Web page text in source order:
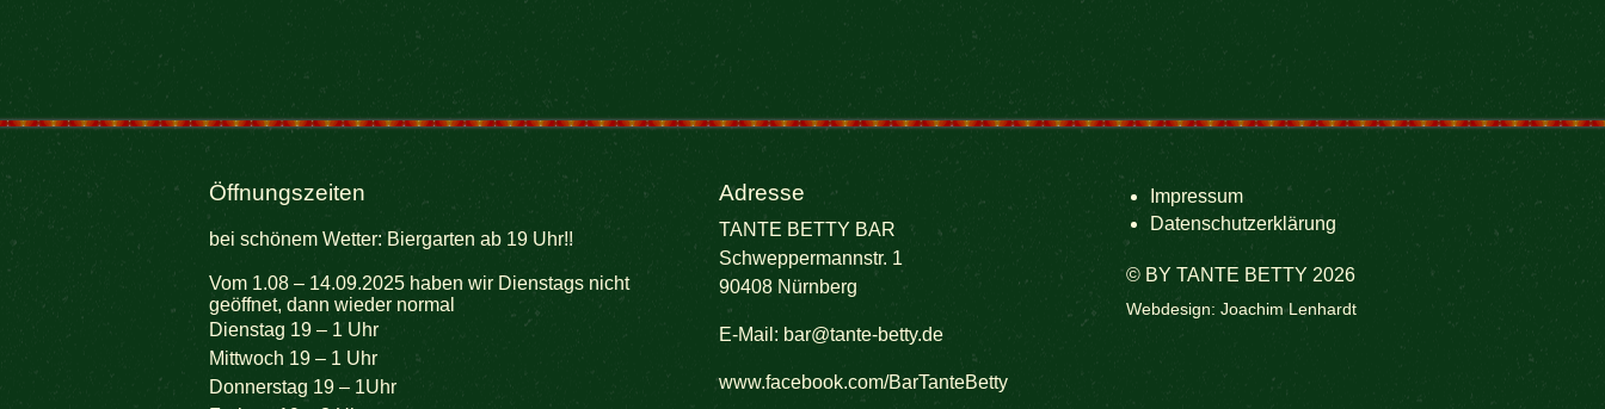
Öffnungszeiten
bei schönem Wetter: Biergarten ab 19 Uhr!!
Vom 1.08 – 14.09.2025 haben wir Dienstags nicht
geöffnet, dann wieder normal
Dienstag 19 – 1 Uhr
Mittwoch 19 – 1 Uhr
Donnerstag 19 – 1Uhr
Adresse
TANTE BETTY BAR
Schweppermannstr. 1
90408 Nürnberg
E-Mail: bar@tante-betty.de
www.facebook.com/BarTanteBetty
Impressum
Datenschutzerklärung
© BY TANTE BETTY 2026
Webdesign: Joachim Lenhardt